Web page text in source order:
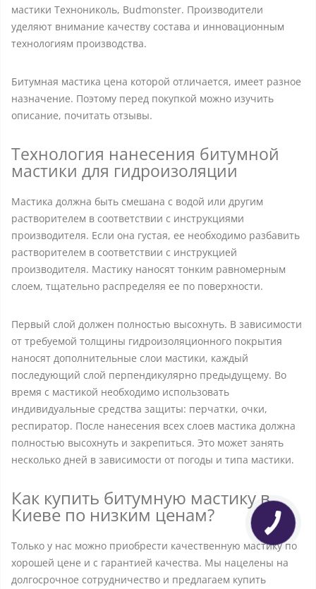
мастики Технониколь, Budmonster. Производители
уделяют внимание качеству состава и инновационным
технологиям производства.
Битумная мастика цена которой отличается, имеет разное
назначение. Поэтому перед покупкой можно изучить
описание, почитать отзывы.
Технология нанесения битумной
мастики для гидроизоляции
Мастика должна быть смешана с водой или другим
растворителем в соответствии с инструкциями
производителя. Если она густая, ее необходимо разбавить
растворителем в соответствии с инструкцией
производителя. Мастику наносят тонким равномерным
слоем, тщательно распределяя ее по поверхности.
Первый слой должен полностью высохнуть. В зависимости
от требуемой толщины гидроизоляционного покрытия
наносят дополнительные слои мастики, каждый
последующий слой перпендикулярно предыдущему. Во
время с мастикой необходимо использовать
индивидуальные средства защиты: перчатки, очки,
респиратор. После нанесения всех слоев мастика должна
полностью высохнуть и закрепиться. Это может занять
несколько дней в зависимости от погоды и типа мастики.
Как купить битумную мастику в
Киеве по низким ценам?
Только у нас можно приобрести качественную мастику по
хорошей цене и с гарантией качества. Мы нацелены на
долгосрочное сотрудничество и предлагаем купить